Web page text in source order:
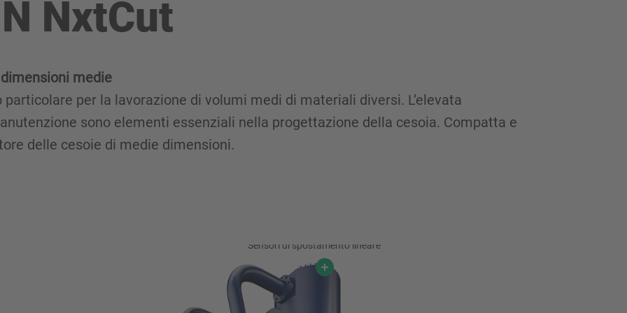
NxtCut
medie
per la lavorazione di volumi medi di materiali diversi. L’elevata
sono elementi essenziali nella progettazione della cesoia. Compatta e
delle cesoie di medie dimensioni.
Sensori di spostamento lineare